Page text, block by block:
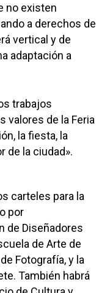
no existen
a derechos de
vertical y de
adaptación a
trabajos
valores de la Feria
la fiesta, la
de la ciudad».
carteles para la
por
de Diseñadores
de Arte de
Fotografía, y la
También habrá